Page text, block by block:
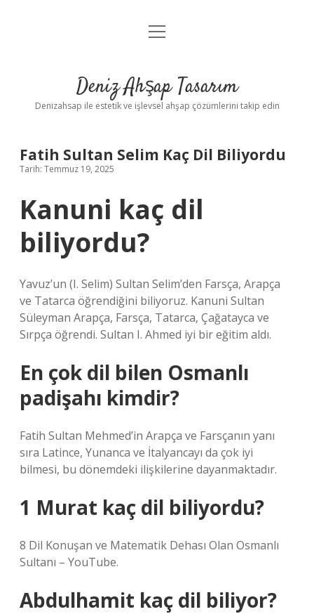
Anasayfa
Yasal Uyarı
menüyü
Deniz Ahşap Tasarım
Denizahsap ile estetik ve işlevsel ahşap çözümlerini takip edin
Fatih Sultan Selim Kaç Dil Biliyordu
Tarih: Temmuz 19, 2025
Kanuni kaç dil
biliyordu?
Yavuz’un (I. Selim) Sultan Selim’den Farsça, Arapça
ve Tatarca öğrendiğini biliyoruz. Kanuni Sultan
Süleyman Arapça, Farsça, Tatarca, Çağatayca ve
Sırpça öğrendi. Sultan I. Ahmed iyi bir eğitim aldı.
En çok dil bilen Osmanlı
padişahı kimdir?
Fatih Sultan Mehmed’in Arapça ve Farsçanın yanı
sıra Latince, Yunanca ve İtalyancayı da çok iyi
bilmesi, bu dönemdeki ilişkilerine dayanmaktadır.
1 Murat kaç dil biliyordu?
8 Dil Konuşan ve Matematik Dehası Olan Osmanlı
Sultanı – YouTube.
Abdulhamit kaç dil biliyor?